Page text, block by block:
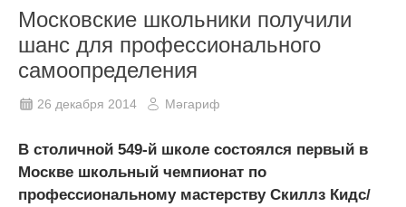
Московские школьники получили
шанс для профессионального
самоопределения
26 декабря 2014 Мәгариф
В столичной 549-й школе состоялся первый в
Москве школьный чемпионат по
профессиональному мастерству Скиллз Кидс/